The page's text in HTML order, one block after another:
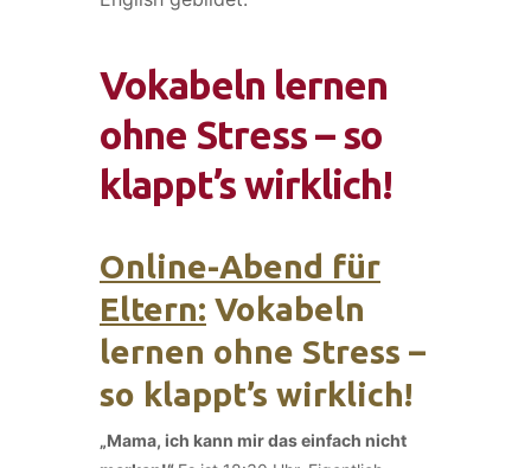
Vokabeln lernen
ohne Stress – so
klappt’s wirklich!
Online-Abend für
Eltern: Vokabeln
lernen ohne Stress –
so klappt’s wirklich!
„Mama, ich kann mir das einfach nicht